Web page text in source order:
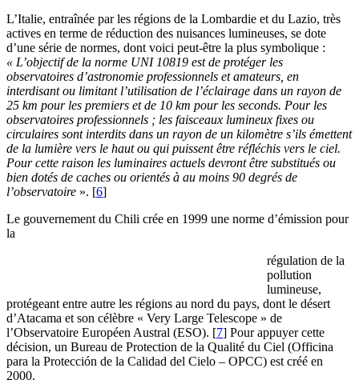
L’Italie, entraînée par les régions de la Lombardie et du Lazio, très
actives en terme de réduction des nuisances lumineuses, se dote
d’une série de normes, dont voici peut-être la plus symbolique :
« L’objectif de la norme UNI 10819 est de protéger les
observatoires d’astronomie professionnels et amateurs, en
interdisant ou limitant l’utilisation de l’éclairage dans un rayon de
25 km pour les premiers et de 10 km pour les seconds. Pour les
observatoires professionnels ; les faisceaux lumineux fixes ou
circulaires sont interdits dans un rayon de un kilomètre s’ils émettent
de la lumière vers le haut ou qui puissent être réfléchis vers le ciel.
Pour cette raison les luminaires actuels devront être substitués ou
bien dotés de caches ou orientés à au moins 90 degrés de
l’observatoire ». [6]
Le gouvernement du Chili crée en 1999 une norme d’émission pour
la
régulation de la
pollution
lumineuse,
protégeant entre autre les régions au nord du pays, dont le désert
d’Atacama et son célèbre « Very Large Telescope » de
l’Observatoire Européen Austral (ESO). [7] Pour appuyer cette
décision, un Bureau de Protection de la Qualité du Ciel (Officina
para la Protección de la Calidad del Cielo – OPCC) est créé en
2000.